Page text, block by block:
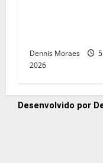
Dennis Moraes
2026
Desenvolvido por